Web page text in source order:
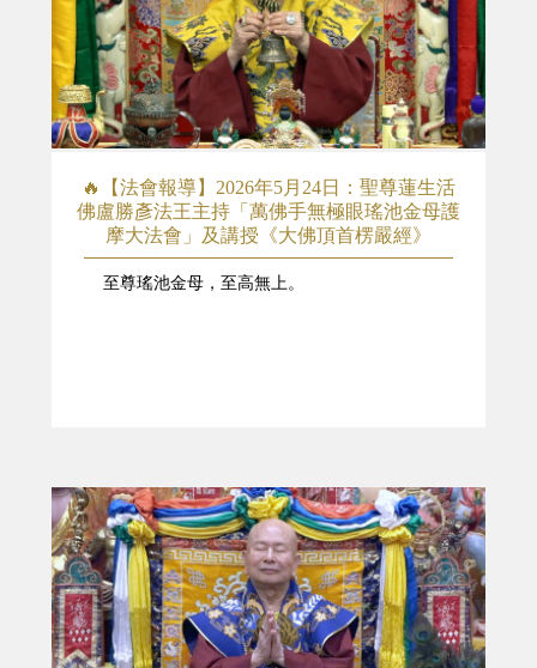
🔥【法會報導】2026年5月24日：聖尊蓮生活
佛盧勝彥法王主持「萬佛手無極眼瑤池金母護
摩大法會」及講授《大佛頂首楞嚴經》
至尊瑤池金母，至高無上。